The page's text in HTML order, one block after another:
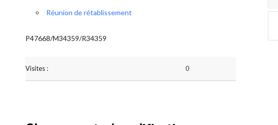
Réunion de rétablissement
P47668/M34359/R34359
Visites : 0